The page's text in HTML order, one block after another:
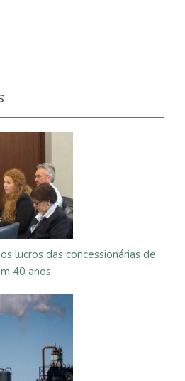
lucros das concessionárias de
40 anos